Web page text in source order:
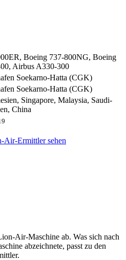
Boeing 737-800NG, Boeing
Airbus A330-300
Soekarno-Hatta (CGK)
Soekarno-Hatta (CGK)
Singapore, Malaysia, Saudi-
China
Air-Ermittler sehen
Air-Maschine ab. Was sich nach
abzeichnete, passt zu den